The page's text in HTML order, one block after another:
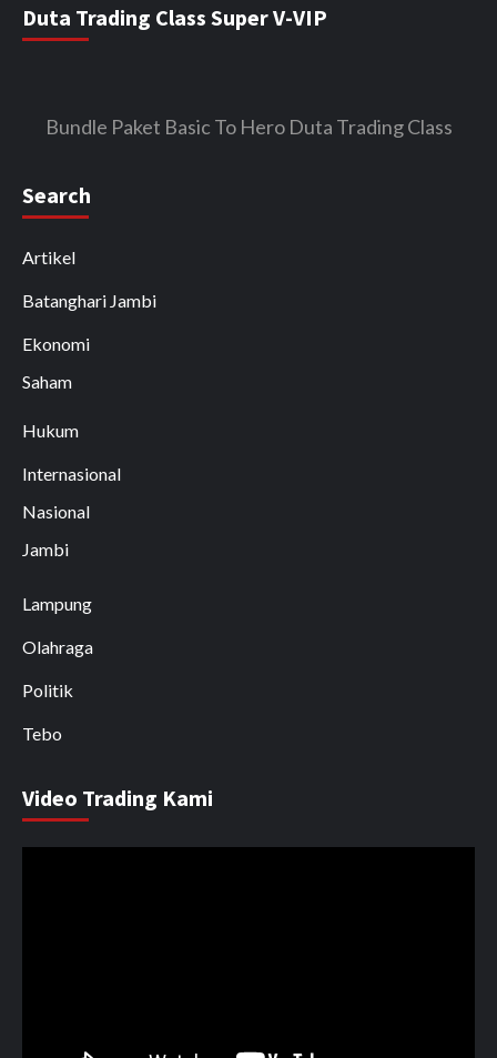
Duta Trading Class Super V-VIP
Bundle Paket Basic To Hero Duta Trading Class
Search
Artikel
Batanghari Jambi
Ekonomi
Saham
Hukum
Internasional
Nasional
Jambi
Lampung
Olahraga
Politik
Tebo
Video Trading Kami